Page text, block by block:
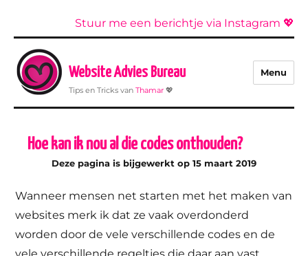
Stuur me een berichtje via Instagram 💖
Website Advies Bureau
Tips en Tricks vanThamar 💖
Menu
Hoe kan ik nou al die codes onthouden?
Deze pagina is bijgewerkt op 15 maart 2019
Wanneer mensen net starten met het maken van
websites merk ik dat ze vaak overdonderd
worden door de vele verschillende codes en de